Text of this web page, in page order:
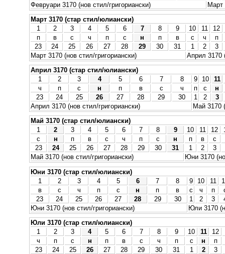
Февруари 3170 (нов стил/григориански)
Март
Март 3170 (стар стил/юлиански)
1
2 3 4 5 6 7 8 9 10 11
12
п
в с ч п с н п в с ч
п
23
24 25 26 27 28 29 30 31 1 2
3
Март 3170 (нов стил/григориански)
Април 3170
Април 3170 (стар стил/юлиански)
1
2 3 4 5 6 7 8 9 10
11
ч
п с н п в с ч п с
н
23
24 25 26 27 28 29 30 1 2
3
Април 3170 (нов стил/григориански)
Май 3170
Май 3170 (стар стил/юлиански)
1
2 3 4 5 6 7 8 9 10 11 12
с
н п в с ч п с н п в
с
23
24 25 26 27 28 29 30 31 1 2
3
Май 3170 (нов стил/григориански)
Юни 3170
Юни 3170 (стар стил/юлиански)
1
2 3 4 5 6 7 8 9 10 11
в
с ч п с н п в с ч п
23
24 25 26 27 28 29 30 1 2 3
Юни 3170 (нов стил/григориански)
Юли 3170
Юли 3170 (стар стил/юлиански)
1
2 3 4 5 6 7 8 9 10 11 12
ч
п с н п в с ч п с н
п
23
24 25 26 27 28 29 30 31 1 2
3